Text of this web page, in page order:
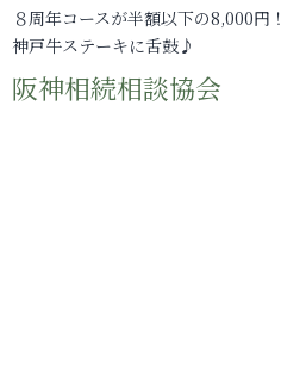
８周年コースが半額以下の8,000円！
神戸牛ステーキに舌鼓♪
阪神相続相談協会